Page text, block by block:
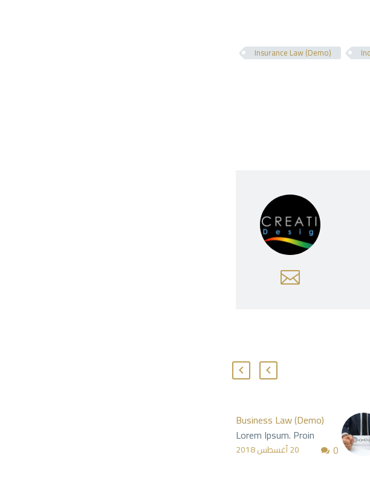
Insurance Law (Demo)
Business Law (Demo)
Lorem Ipsum. Proin
gravida nibh vel velit
0 20 أغسطس 2018